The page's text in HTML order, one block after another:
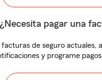
¿Necesita pagar una
facturas de seguro actuales,
y programe